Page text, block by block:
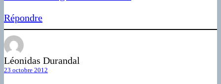
Répondre
Léonidas Durandal
23 octobre 2012